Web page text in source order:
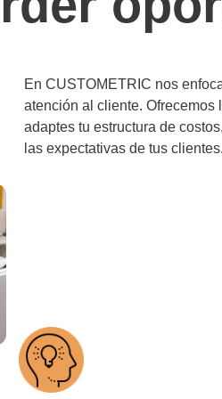
En CUSTOMETRIC nos
atención al cliente. Ofrecemos
adaptes tu estructura de
las expectativas de tus clientes.